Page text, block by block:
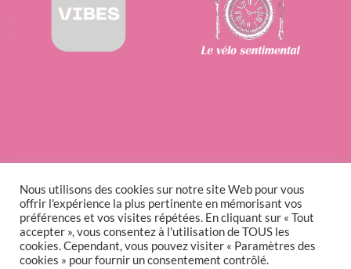
Nous utilisons des cookies sur notre site Web pour vous
offrir l'expérience la plus pertinente en mémorisant vos
préférences et vos visites répétées. En cliquant sur « Tout
accepter », vous consentez à l'utilisation de TOUS les
cookies. Cependant, vous pouvez visiter « Paramètres des
cookies » pour fournir un consentement contrôlé.